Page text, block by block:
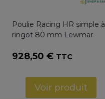
Poulie Racing HR simple à
ringot 80 mm Lewmar
928,50 € TTC
Voir produit